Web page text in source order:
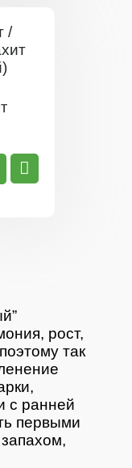
рост,
так
с ранней
первыми